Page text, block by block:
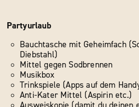
Partyurlaub
Bauchtasche mit Geheimfach
Diebstahl)
Mittel gegen Sodbrennen
Musikbox
Trinkspiele (Apps auf dem
Anti-Kater Mittel (Aspirin etc.)